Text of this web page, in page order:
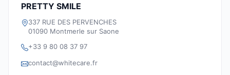
PRETTY SMILE
337 RUE DES PERVENCHES
01090 Montmerle sur Saone
+33 9 80 08 37 97
contact@whitecare.fr